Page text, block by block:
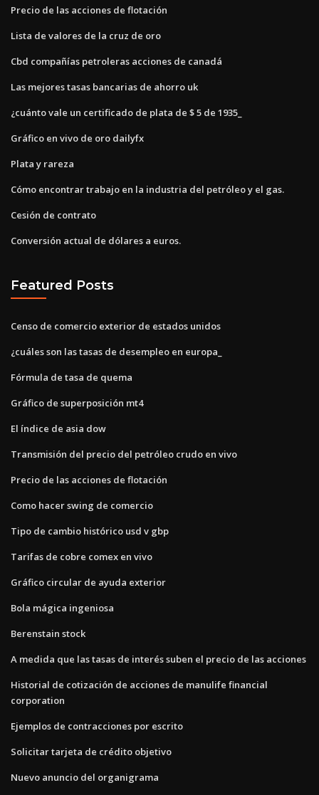
Precio de las acciones de flotación
Lista de valores de la cruz de oro
Cbd compañías petroleras acciones de canadá
Las mejores tasas bancarias de ahorro uk
¿cuánto vale un certificado de plata de $ 5 de 1935_
Gráfico en vivo de oro dailyfx
Plata y rareza
Cómo encontrar trabajo en la industria del petróleo y el gas.
Cesión de contrato
Conversión actual de dólares a euros.
Featured Posts
Censo de comercio exterior de estados unidos
¿cuáles son las tasas de desempleo en europa_
Fórmula de tasa de quema
Gráfico de superposición mt4
El índice de asia dow
Transmisión del precio del petróleo crudo en vivo
Precio de las acciones de flotación
Como hacer swing de comercio
Tipo de cambio histórico usd v gbp
Tarifas de cobre comex en vivo
Gráfico circular de ayuda exterior
Bola mágica ingeniosa
Berenstain stock
A medida que las tasas de interés suben el precio de las acciones
Historial de cotización de acciones de manulife financial
corporation
Ejemplos de contracciones por escrito
Solicitar tarjeta de crédito objetivo
Nuevo anuncio del organigrama